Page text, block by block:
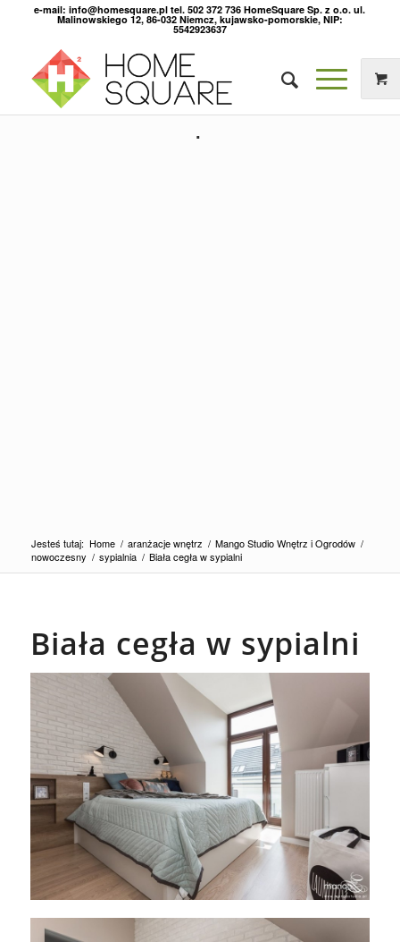
e-mail: info@homesquare.pl tel. 502 372 736 HomeSquare Sp. z o.o. ul.
Malinowskiego 12, 86-032 Niemcz, kujawsko-pomorskie, NIP:
5542923637
Jesteś tutaj: Home / aranżacje wnętrz / Mango Studio Wnętrz i Ogrodów /
nowoczesny / sypialnia / Biała cegła w sypialni
Biała cegła w sypialni